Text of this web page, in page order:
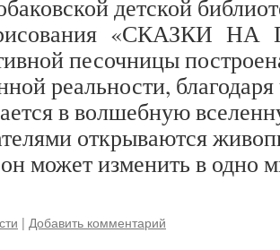
детской
«СКАЗКИ НА
песочницы
реальности,
в волшебную
открываются
может изменить в
| Добавить комментарий